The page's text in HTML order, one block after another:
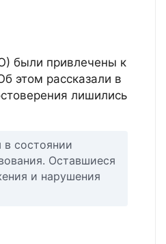
были привлечены к
этом рассказали в
лишились
в состоянии
Оставшиеся
и нарушения